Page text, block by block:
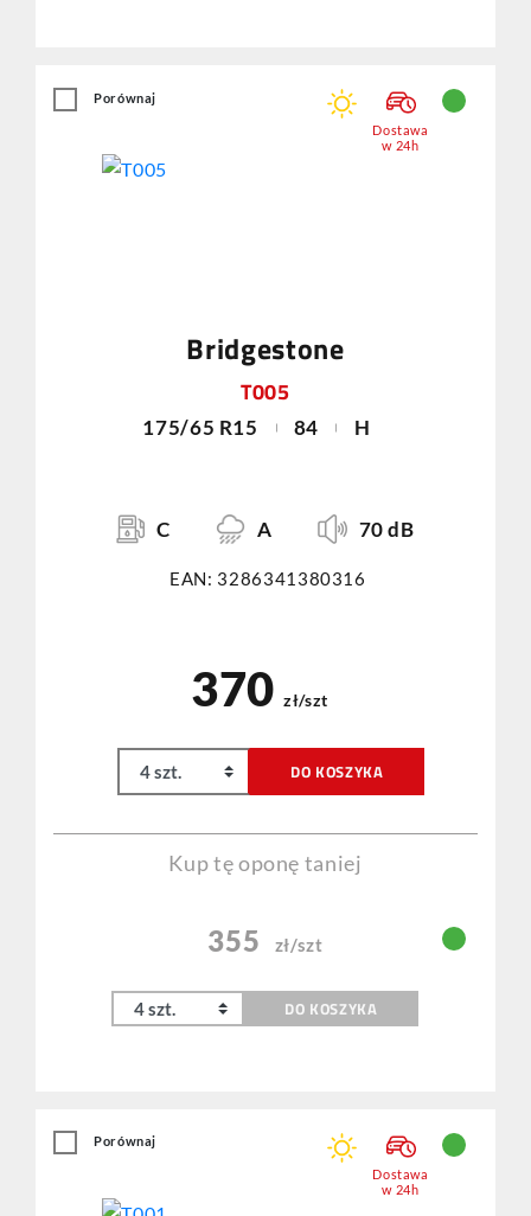
Bridgestone
T005
175/65 R15 84 H
C A 70 dB
EAN: 3286341380316
Porównaj
Dostawa
w 24h
370 zł/szt
DO KOSZYKA
Kup tę oponę taniej
355 zł/szt
DO KOSZYKA
Porównaj
Dostawa
w 24h